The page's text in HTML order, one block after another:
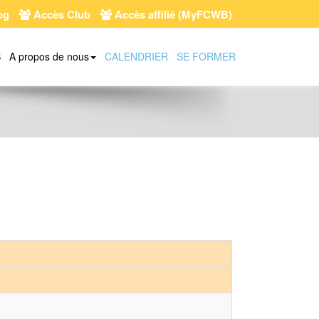
Accès Club Accès affilié (MyFCWB)
A propos de nous CALENDRIER SE FORMER